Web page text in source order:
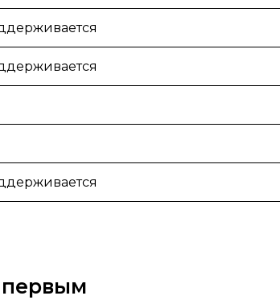
первым